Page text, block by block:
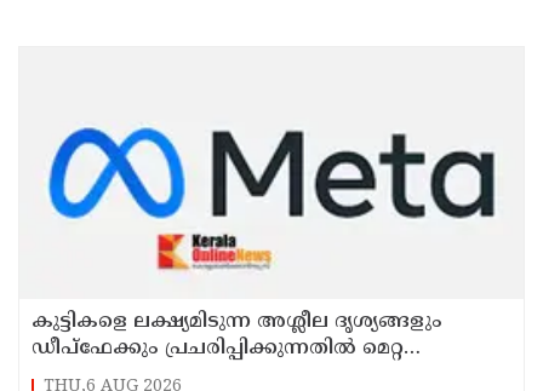
കുട്ടികളെ ലക്ഷ്യമിടുന്ന അശ്ലീല ദൃശ്യങ്ങളും
ഡീപ്ഫേക്കും പ്രചരിപ്പിക്കുന്നതില്‍ മെറ്റ
കേന്ദ്രത്തോട് മാപ്പ് പറഞ്ഞു
THU,6 AUG 2026